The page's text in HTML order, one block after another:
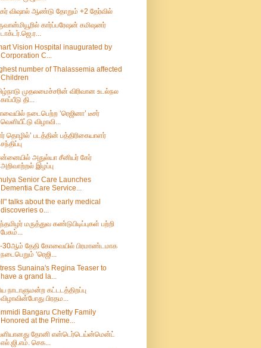
விஷால் ஆண்டு தோறும் +2 தேர்வில்
கார்ப்பரேஷன் கமிஷனர்
டாக்டர்.ஜெ.ர...
Vision Hospital inaugurated by
Corporation C...
number of Thalassemia affected
Children
முதலமைச்சரின் விரிவான உடல்நல
காப்பீடு தி...
நடைபெற்ற ‘ரெஜினா’ டீசர்
வெளியீட்டு விழாவி...
தொழில்’ படத்தின் பத்திரிகையாளர்
சந்திப்பு
அதுல்யா சீனியர் கேர்
அறிவாற்றல் இழப்பு
Senior Care Launches
Dementia Care Service...
talks about the early medical
discoveries o...
மருத்துவ கண்டுபிடிப்புகள்‌ பற்றி
பேசும்...
30ஆம் தேதி கோவையில் பிரமாண்டமாக
நடைபெறும் ‘ரெஜி...
Sunaina's Regina Teaser to
have a grand la...
நாடாளுமன்ற கட்டடத்திறப்பு
விழாவின்போது பிரதம...
Bangaru Chetty Family
Honored at the Prime...
தோனி என்டெர்டெய்ன்மென்ட்
எல்.ஜி.எம். செக...